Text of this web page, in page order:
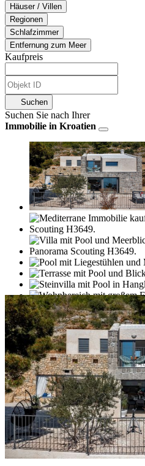
Häuser / Villen
Regionen
Schlafzimmer
Entfernung zum Meer
Kaufpreis
Suchen
Suchen Sie nach Ihrer
Immobilie in Kroatien